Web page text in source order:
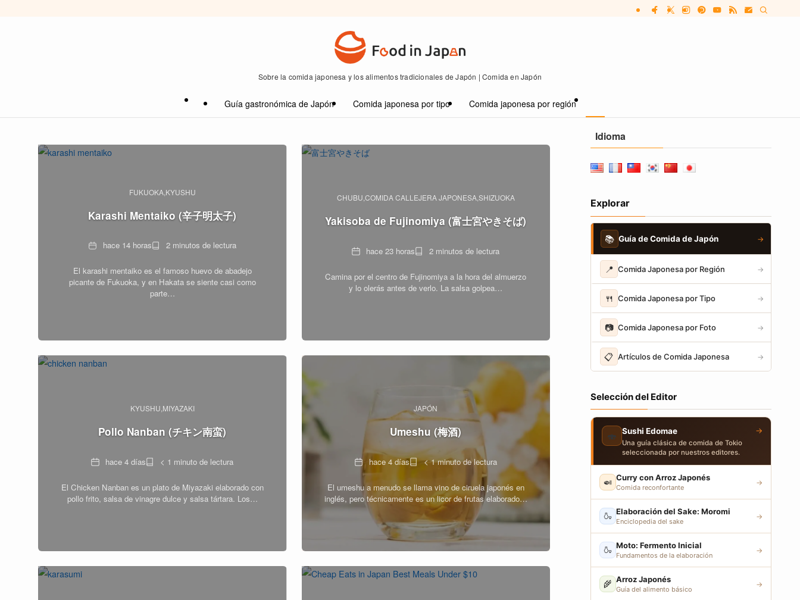
Sobre la comida japonesa y los alimentos tradicionales de Japón | Comida en Japón
Guía gastronómica de Japón Comida japonesa por tipo Comida japonesa por región
FUKUOKA KYUSHU
Karashi Mentaiko (辛子明太子)
Fechahace 14 horasTiempo
lectura
2 minutos de lectura
El karashi mentaiko es el famoso huevo de abadejo
picante de Fukuoka, y en Hakata se siente casi como
parte…
CHUBU COMIDA CALLEJERA JAPONESASHIZUOKA
Yakisoba de Fujinomiya (富士宮やきそば)
Fechahace 23 horasTiempo
lectura
2 minutos de lectura
Camina por el centro de Fujinomiya a la hora del almuerzo
y lo olerás antes de verlo. La salsa golpea…
KYUSHU MIYAZAKI
Pollo Nanban (チキン南蛮)
Fechahace 4 díasTiempo
lectura
< 1 minuto de lectura
El Chicken Nanban es un plato de Miyazaki elaborado con
pollo frito, salsa de vinagre dulce y salsa tártara. Los…
JAPÓN
Umeshu (梅酒)
Fechahace 4 díasTiempo
de
lectura
< 1 minuto de lectura
El umeshu a menudo se llama vino de ciruela japonés en
inglés, pero técnicamente es un licor de frutas elaborado…
Idioma
Explorar
📚 Guía de Comida de Japón →
📍 Comida Japonesa por Región →
🍴 Comida Japonesa por Tipo →
📷 Comida Japonesa por Foto →
📋 Artículos de Comida Japonesa →
Selección del Editor
🍣 Sushi Edomae
Una guía clásica de comida de Tokio
seleccionada por nuestros editores.
→
🍛 Curry con Arroz Japonés
Comida reconfortante
→
🍶 Elaboración del Sake: Moromi
Enciclopedia del sake
→
🍶 Moto: Fermento Inicial
Fundamentos de la elaboración
→
🌾 Arroz Japonés
Guía del alimento básico
→